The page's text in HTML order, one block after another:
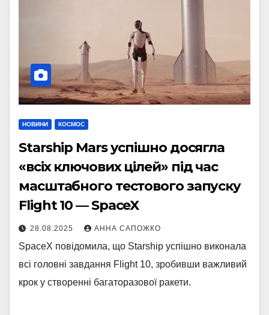
НОВИНИ КОСМОС
Starship Mars успішно досягла
«всіх ключових цілей» під час
масштабного тестового запуску
Flight 10 — SpaceX
28.08.2025 АННА САПОЖКО
SpaceX повідомила, що Starship успішно виконала
всі головні завдання Flight 10, зробивши важливий
крок у створенні багаторазової ракети.